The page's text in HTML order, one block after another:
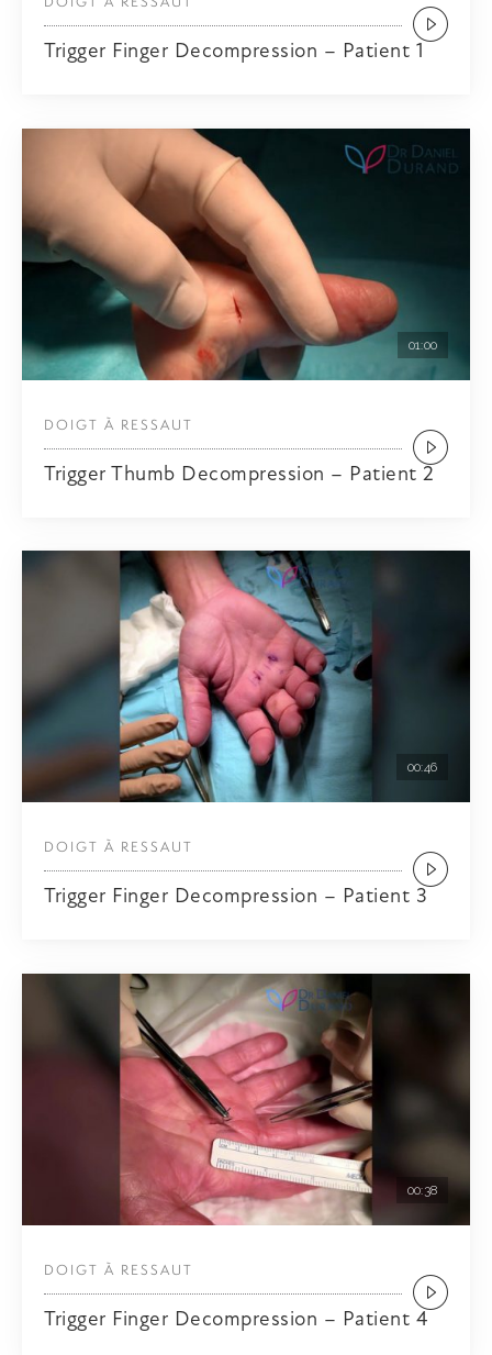
Trigger Finger Decompression – Patient 1
01:00
Trigger Thumb Decompression – Patient 2
DOIGT À RESSAUT
00:46
Trigger Finger Decompression – Patient 3
DOIGT À RESSAUT
00:38
Trigger Finger Decompression – Patient 4
DOIGT À RESSAUT